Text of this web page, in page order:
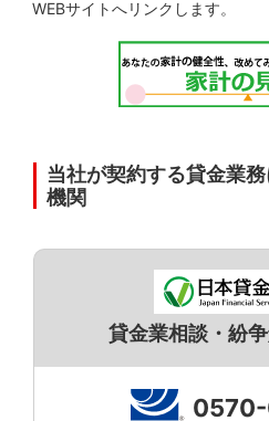
WEBサイトへリンクします。
当社が契約する貸金業
機関
貸金業相談・紛